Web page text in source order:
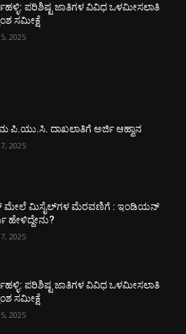
ಪರಿಶಿಷ್ಟ ಜಾತಿಗಳ ವಿವಿಧ ಒಳಮೀಸಲಾತಿ
ಸಮೀಕ್ಷೆ
2025
ಪಿ.ಯು.ಸಿ. ದಾಖಲಾತಿಗೆ ಅರ್ಜಿ ಆಹ್ವಾನ
2025
ಮೇಲೆ ಮಿಸೈಲ್​ಗಳ ಮೆರವಣಿಗೆ : ಇಂಡಿಯನ್
ಹೇಳಿದ್ದೇನು?
2025
ಪರಿಶಿಷ್ಟ ಜಾತಿಗಳ ವಿವಿಧ ಒಳಮೀಸಲಾತಿ
ಸಮೀಕ್ಷೆ
2025